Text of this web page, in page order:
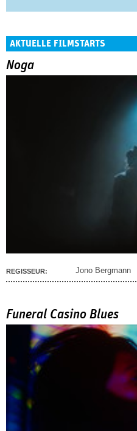
AKTUELLE FILMSTARTS
Noga
REGISSEUR: Jono Bergmann
Funeral Casino Blues